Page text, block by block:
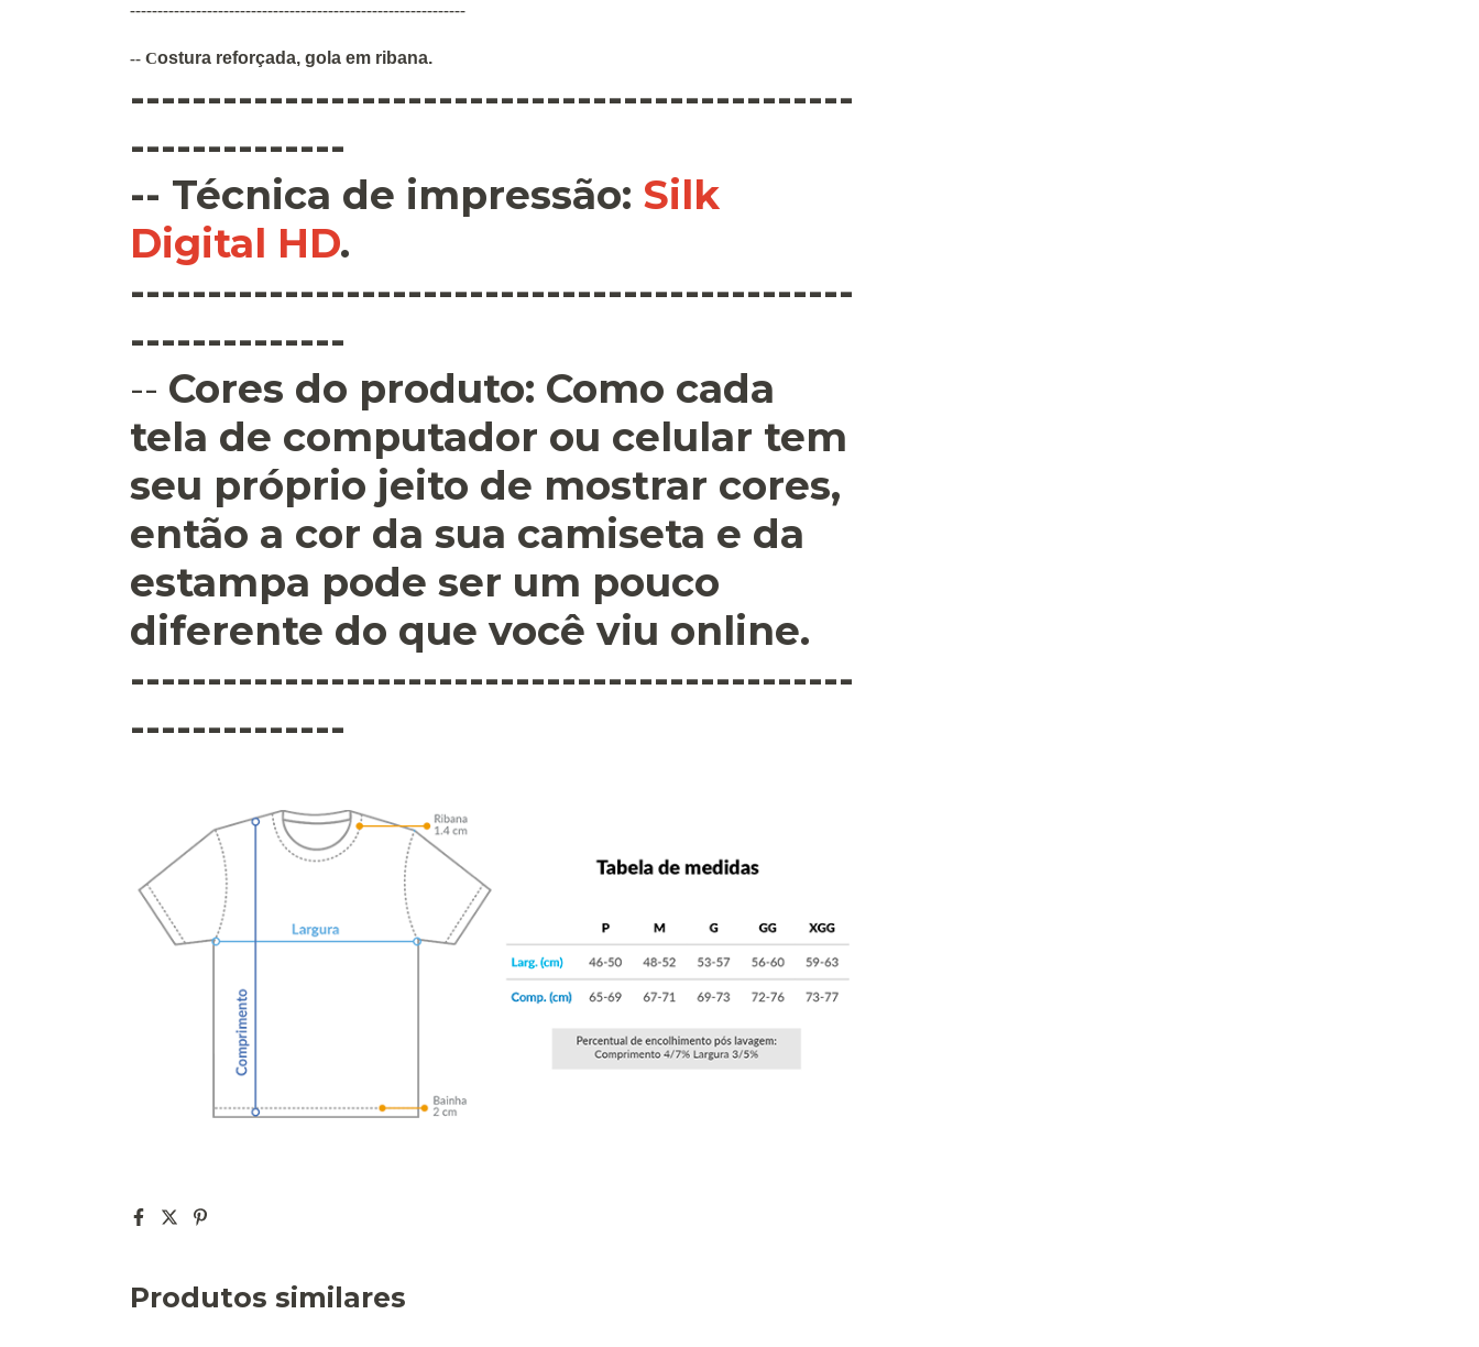
-------------------------------------------------------------
-- Costura reforçada, gola em ribana.
-----------------------------------------------
--------------
-- Técnica de impressão: Silk
Digital HD.
-----------------------------------------------
--------------
-- Cores do produto: Como cada
tela de computador ou celular tem
seu próprio jeito de mostrar cores,
então a cor da sua camiseta e da
estampa pode ser um pouco
diferente do que você viu online.
-----------------------------------------------
--------------
Produtos similares